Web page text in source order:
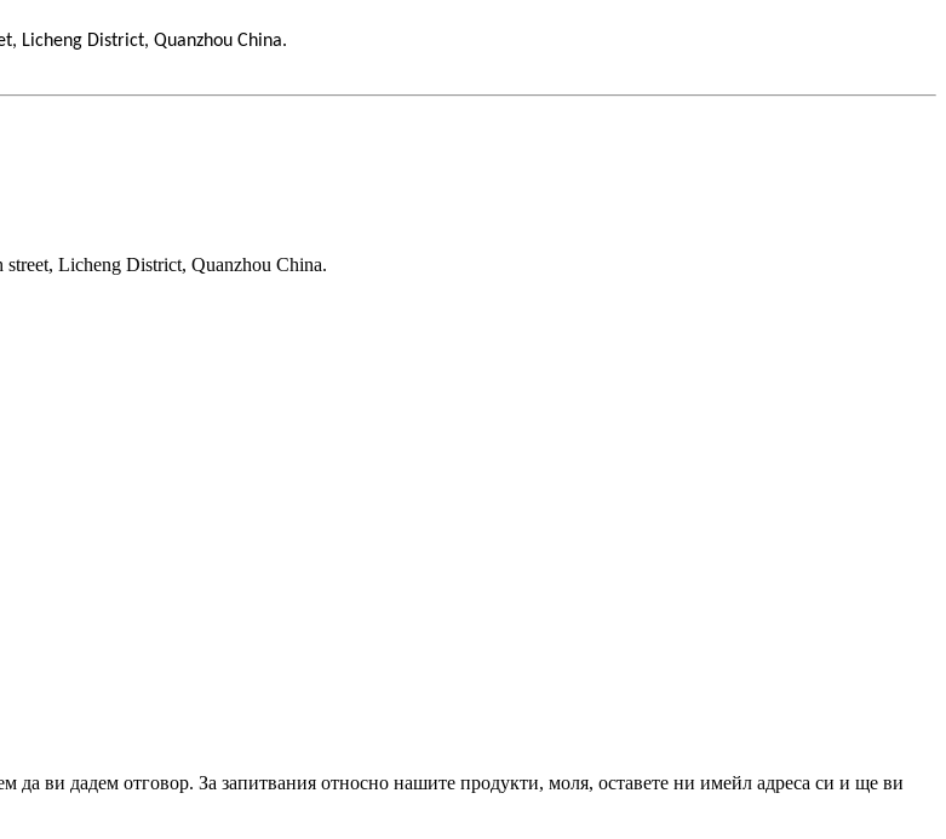
Licheng District, Quanzhou China.
Licheng District, Quanzhou China.
ви дадем отговор. За запитвания относно нашите продукти, моля, оставете ни имейл адреса си и ще ви